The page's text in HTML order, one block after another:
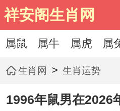
祥安阁生肖网
属鼠 属牛 属虎 属
生肖网 > 生肖运势
1996年鼠男在2026